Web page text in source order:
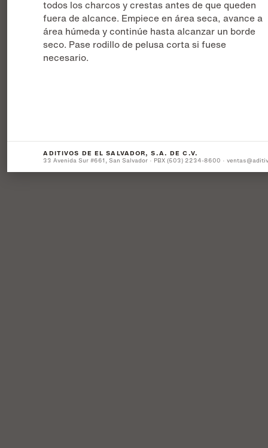
todos los charcos y crestas antes de que queden
fuera de alcance. Empiece en área seca, avance a
área húmeda y continúe hasta alcanzar un borde
seco. Pase rodillo de pelusa corta si fuese
necesario.
ADITIVOS DE EL SALVADOR, S.A. DE C.V.
33 Avenida Sur #661, San Salvador · PBX (503) 2234-8600 ·